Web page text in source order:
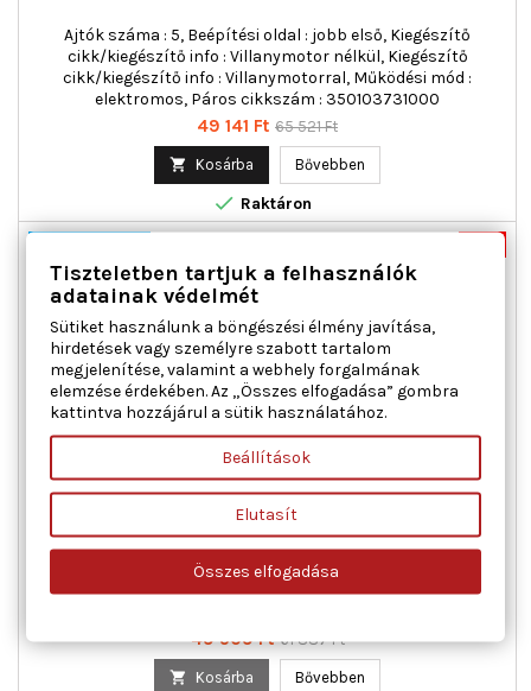
Ajtók száma : 5, Beépítési oldal : jobb első, Kiegészítő
cikk/kiegészítő info : Villanymotor nélkül, Kiegészítő
cikk/kiegészítő info : Villanymotorral, Működési mód :
elektromos, Páros cikkszám : 350103731000
Ár
49 141 Ft Normál
65 521 Ft
 Kosárba Bővebben
 Raktáron
Akciós!
MAGNETI MARELLI 350103732000 ABLAKEMELŐ JOBB ELSŐ
CITROËN FIAT PEUGEOT
Ajtók száma : 5, Beépítési oldal : jobb első, Kiegészítő
cikk/kiegészítő info : Villanymotor nélkül, Működési mód :
Ár
49 509 FtNormál
61 887 Ft
 Kosárba Bővebben
Tiszteletben tartjuk a felhasználók
adatainak védelmét
Sütiket használunk a böngészési élmény javítása,
hirdetések vagy személyre szabott tartalom
megjelenítése, valamint a webhely forgalmának
elemzése érdekében. Az „Összes elfogadása” gombra
kattintva hozzájárul a sütik használatához.
Beállítások
Elutasít
Összes elfogadása